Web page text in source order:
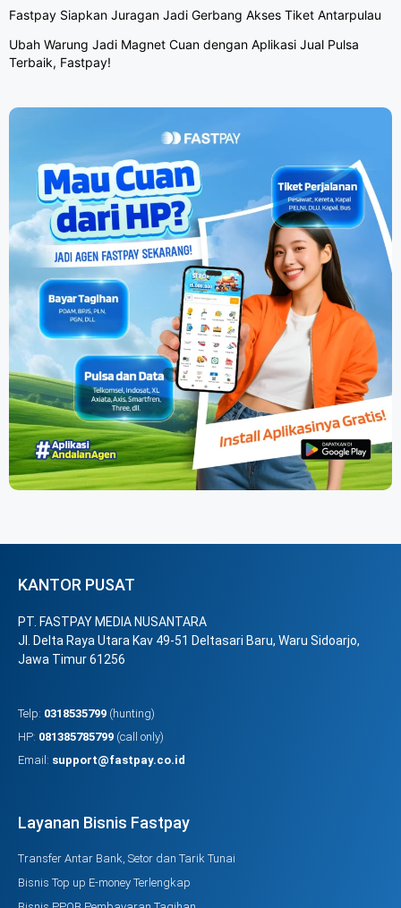
Fastpay Siapkan Juragan Jadi Gerbang Akses Tiket Antarpulau
Ubah Warung Jadi Magnet Cuan dengan Aplikasi Jual Pulsa
Terbaik, Fastpay!
KANTOR PUSAT
PT. FASTPAY MEDIA NUSANTARA
Jl. Delta Raya Utara Kav 49-51 Deltasari Baru, Waru Sidoarjo,
Jawa Timur 61256
Telp: 0318535799 (hunting)
HP: 081385785799 (call only)
Email: support@fastpay.co.id
Layanan Bisnis Fastpay
Transfer Antar Bank, Setor dan Tarik Tunai
Bisnis Top up E-money Terlengkap